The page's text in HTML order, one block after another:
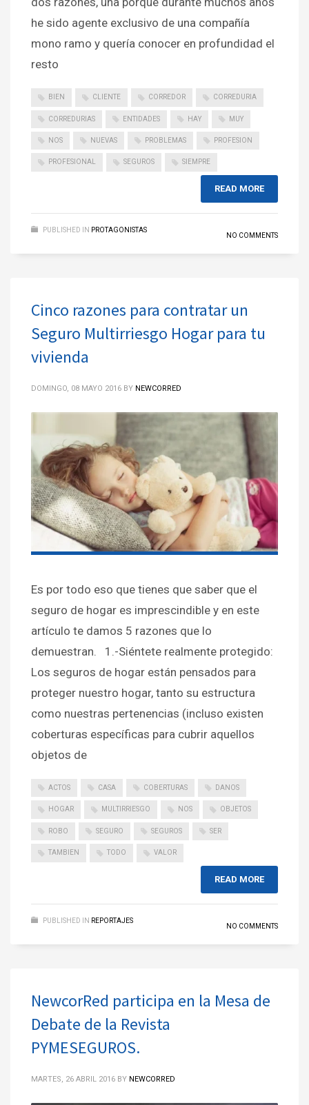
he sido agente exclusivo de una compañía
mono ramo y quería conocer en profundidad el
resto
BIEN CLIENTE CORREDOR CORREDURIA
CORREDURIAS ENTIDADES HAY MUY
NOS NUEVAS PROBLEMAS PROFESION
PROFESIONAL SEGUROS SIEMPRE
READ MORE
PUBLISHED IN PROTAGONISTAS
NO COMMENTS
Cinco razones para contratar un
Seguro Multirriesgo Hogar para tu
vivienda
DOMINGO, 08 MAYO 2016 BY NEWCORRED
Es por todo eso que tienes que saber que el
seguro de hogar es imprescindible y en este
artículo te damos 5 razones que lo
demuestran. 1.-Siéntete realmente protegido:
Los seguros de hogar están pensados para
proteger nuestro hogar, tanto su estructura
como nuestras pertenencias (incluso existen
coberturas específicas para cubrir aquellos
objetos de
ACTOS CASA COBERTURAS DANOS
HOGAR MULTIRRIESGO NOS OBJETOS
ROBO SEGURO SEGUROS SER
TAMBIEN TODO VALOR
READ MORE
PUBLISHED IN REPORTAJES
NO COMMENTS
NewcorRed participa en la Mesa de
Debate de la Revista
PYMESEGUROS.
MARTES, 26 ABRIL 2016 BY NEWCORRED